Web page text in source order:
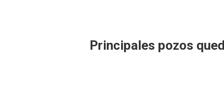
Principales pozos